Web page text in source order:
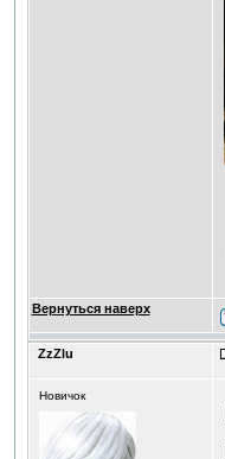
Вернуться наверх
ZzZlu
Новичок